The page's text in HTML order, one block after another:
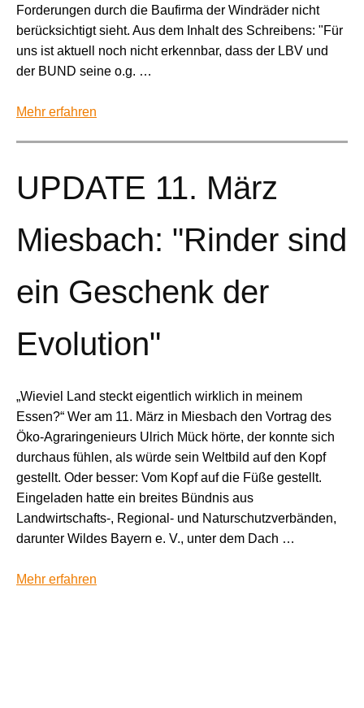
Forderungen durch die Baufirma der Windräder nicht
berücksichtigt sieht. Aus dem Inhalt des Schreibens: "Für
uns ist aktuell noch nicht erkennbar, dass der LBV und
der BUND seine o.g. …
Mehr erfahren
UPDATE 11. März
Miesbach: "Rinder sind
ein Geschenk der
Evolution"
„Wieviel Land steckt eigentlich wirklich in meinem
Essen?“ Wer am 11. März in Miesbach den Vortrag des
Öko-Agraringenieurs Ulrich Mück hörte, der konnte sich
durchaus fühlen, als würde sein Weltbild auf den Kopf
gestellt. Oder besser: Vom Kopf auf die Füße gestellt.
Eingeladen hatte ein breites Bündnis aus
Landwirtschafts-, Regional- und Naturschutzverbänden,
darunter Wildes Bayern e. V., unter dem Dach …
Mehr erfahren